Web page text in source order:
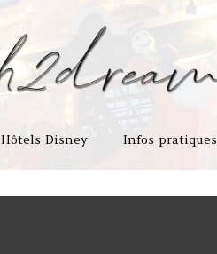
Hôtels Disney Infos pratiques